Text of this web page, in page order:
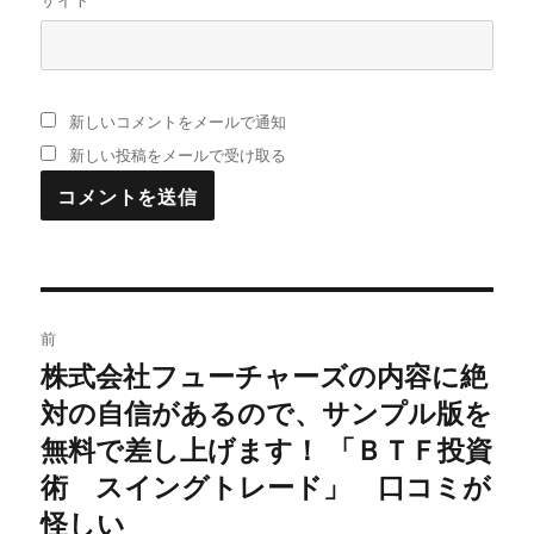
新しいコメントをメールで通知
新しい投稿をメールで受け取る
稿
ナ
ビ
ゲ
前
過
去
の
投
稿:
株式会社フューチャーズの内容に絶
対の自信があるので、サンプル版を
無料で差し上げます！ 「ＢＴＦ投資
術 スイングトレード」 口コミが
怪しい